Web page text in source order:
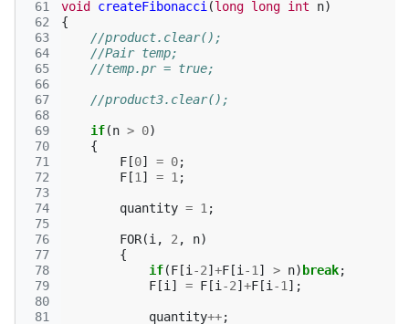
61
62
63
64
65
66
67
68
69
70
71
72
73
74
75
76
77
78
79
80
81
void createFibonacci (long long int n)
{
//product.clear();
//Pair temp;
//temp.pr = true;
//product3.clear();
if(n > 0)
{
F [0] = 0;
F [1 ] = 1 ;
quantity = 1 ;
FOR(i , 2 , n)
{
if(F [i -2] +F [i -1 ] > n) break;
F [i ] = F [i -2] +F [i -1 ];
quantity++;